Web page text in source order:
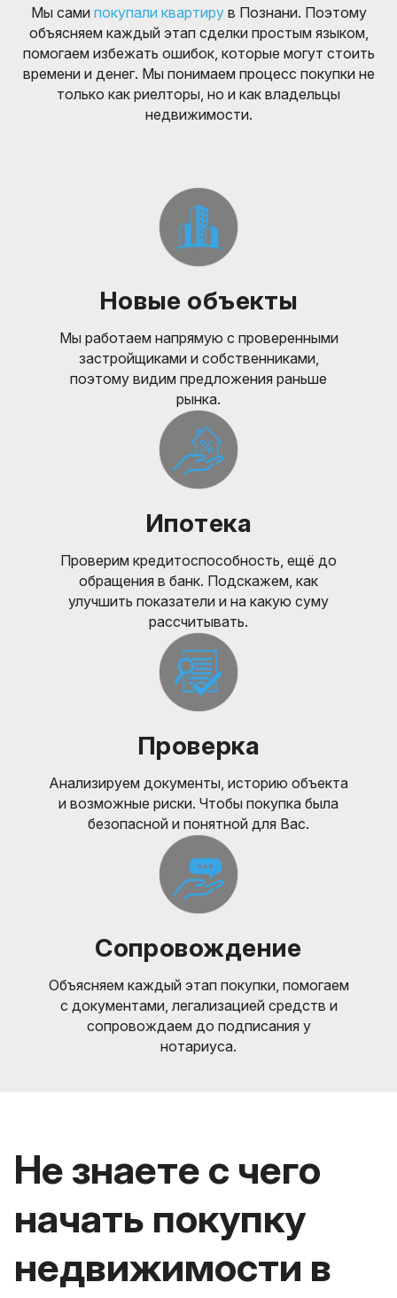
Мы сами покупали квартирув Познани. Поэтому
объясняем каждый этап сделки простым языком,
помогаем избежать ошибок, которые могут стоить
времени и денег. Мы понимаем процесс покупки не
только как риелторы, но и как владельцы
недвижимости.
Новые объекты
Мы работаем напрямую с проверенными
застройщиками и собственниками,
поэтому видим предложения раньше
рынка.
Ипотека
Проверим кредитоспособность, ещё до
обращения в банк. Подскажем, как
улучшить показатели и на какую суму
рассчитывать.
Проверка
Анализируем документы, историю объекта
и возможные риски. Чтобы покупка была
безопасной и понятной для Вас.
Сопровождение
Объясняем каждый этап покупки, помогаем
с документами, легализацией средств и
сопровождаем до подписания у
нотариуса.
Не знаете с чего
начать покупку
недвижимости в